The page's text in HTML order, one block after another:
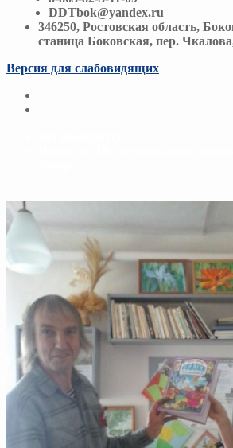
DDTbok@yandex.ru
346250, Ростовская область,
станица Боковская, пер.
Версия для слабовидящих